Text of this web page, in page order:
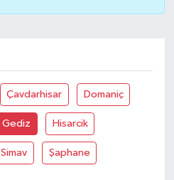
Çavdarhisar Domaniç
Gediz Hisarcik
Simav Şaphane